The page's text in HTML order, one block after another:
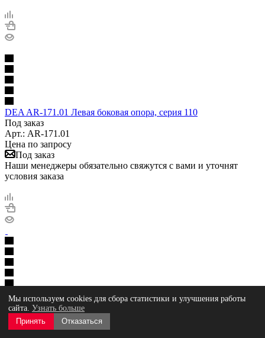
DEA AR-171.01 Левая боковая опора, серия 110
Под заказ
Арт.: AR-171.01
Цена по запросу
Под заказ
Наши менеджеры обязательно свяжутся с вами и уточнят
условия заказа
DEA AR-226.01 Правая боковая опора, серия 110
Под заказ
Арт.: AR-226.01
Цена по запросу
Мы используем cookies для сбора статистики и улучшения работы
сайта. Узнать больше
Принять
Отказаться